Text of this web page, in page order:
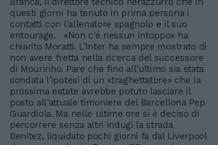
questi giorni ha tenuto in prima persona i
contatti con l'allenatore spagnolo e il suo
entourage. «Non c'è nessun intoppo» ha
chiarito Moratti. L'Inter ha sempre mostrato di
non avere fretta nella ricerca del successore
di Mourinho. Pare che fino all'ultimo sia stata
sondata l'ipotesi di un «traghettatore» che la
prossima estate avrebbe potuto lasciare il
posto all'attuale timoniere del Barcellona Pep
Guardiola. Ma nelle ultime ore si è deciso di
percorrere senza altri indugi la strada
Benitez, liquidato pochi giorni fa dal Liverpool